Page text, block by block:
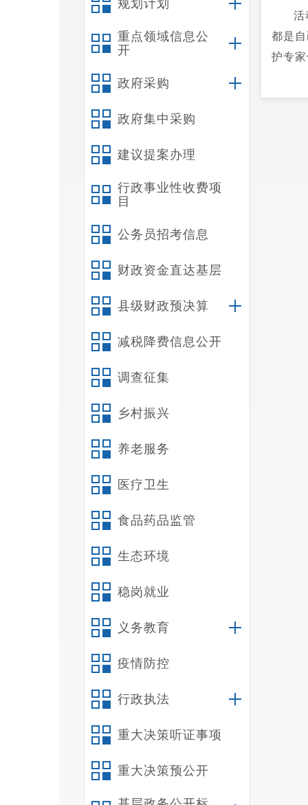
规划计划
重点领域信息公
开
政府采购
政府集中采购
建议提案办理
行政事业性收费项
目
公务员招考信息
财政资金直达基层
县级财政预决算
减税降费信息公开
调查征集
乡村振兴
养老服务
医疗卫生
食品药品监管
生态环境
稳岗就业
义务教育
疫情防控
行政执法
重大决策听证事项
重大决策预公开
活
都是
护专